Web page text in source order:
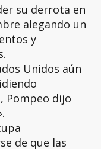
su derrota en
alegando un
y
Unidos aún
Pompeo dijo
de que las